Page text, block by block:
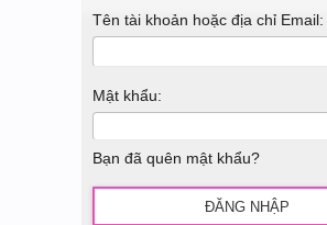
Tên tài khoản hoặc địa chỉ Email:
Mật khẩu:
Bạn đã quên mật khẩu?